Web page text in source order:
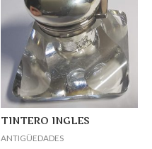
TINTERO INGLES
ANTIGÜEDADES